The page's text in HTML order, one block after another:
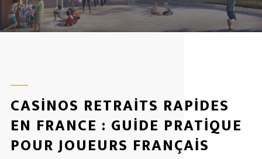
CASINOS RETRAITS RAPIDES
EN FRANCE : GUIDE PRATIQUE
POUR JOUEURS FRANÇAIS